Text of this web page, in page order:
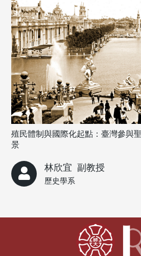
殖民體制與國際化起點：臺灣參與
景
林欣宜 副教授
歷史學系